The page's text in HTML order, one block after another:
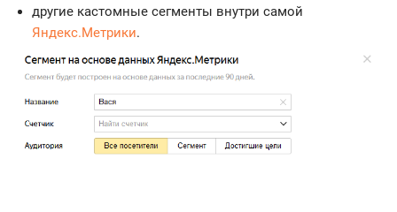
другие кастомные сегменты внутри самой
Яндекс.Метрики.